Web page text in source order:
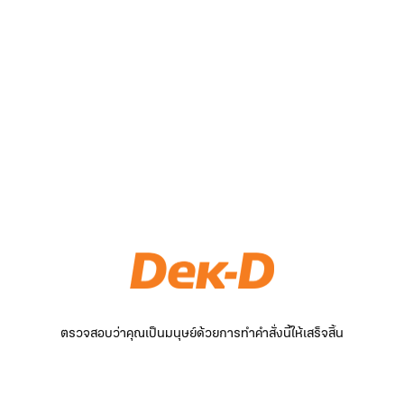
ตรวจสอบว่าคุณเป็นมนุษย์ด้วยการทำคำสั่งนี้ให้เสร็จสิ้น